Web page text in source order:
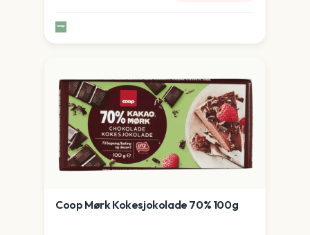
Coop Mørk Kokesjokolade 70% 100g